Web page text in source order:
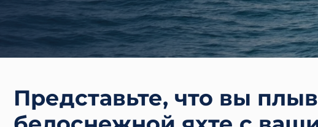
Представьте, что вы